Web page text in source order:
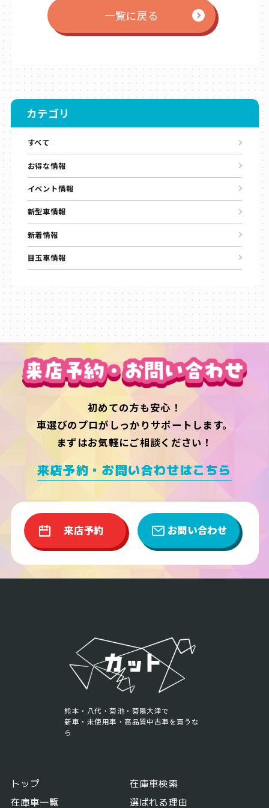
一覧に戻る
カテゴリ
すべて
お得な情報
イベント情報
新型車情報
新着情報
目玉車情報
初めての方も安心！
車選びのプロがしっかりサポートします。
まずはお気軽にご相談ください！
来店予約・お問い合わせはこちら
来店予約 お問い合わせ
熊本・八代・菊池・菊陽大津で
新車・未使用車・高品質中古車を買うな
ら
トップ
在庫車検索
在庫車一覧
選ばれる理由